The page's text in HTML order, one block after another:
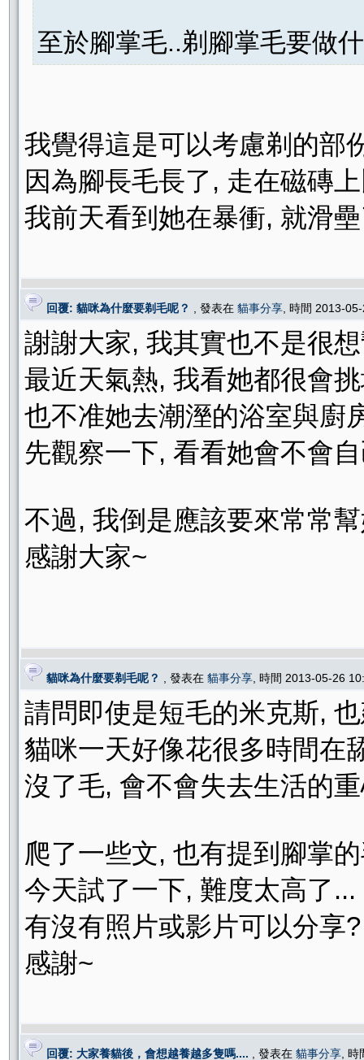
至於腳掌毛..剃腳掌毛要做
我覺得這是可以考慮剃的部
因為腳長毛長了, 走在磁磚
我前天看到她在暴衝, 就滑
回覆: 貓咪為什麼要剃毛呢？ , 發表在 貓事分享 , 時間 2013-
謝謝大家, 我其實也不是很
最近天氣熱, 我看她都很會
也不准她去潮溼的浴室與廚
先觀察一下, 看看她會不會
不過, 我倒是應該要來常常
感謝大家~
貓咪為什麼要剃毛呢？ , 發表在 貓事分享 , 時間 2013-05-26
請問即使是短毛的米克斯,
貓咪一天好像花很多時間在
沒了毛, 會不會失去生活的
爬了一些文, 也有提到腳掌
今天試了一下, 難度太高了...
有沒有照片或影片可以分享?
感謝~
回覆: 大家養貓後，會想越養越多隻嗎.... , 發表在 貓事分享 ,